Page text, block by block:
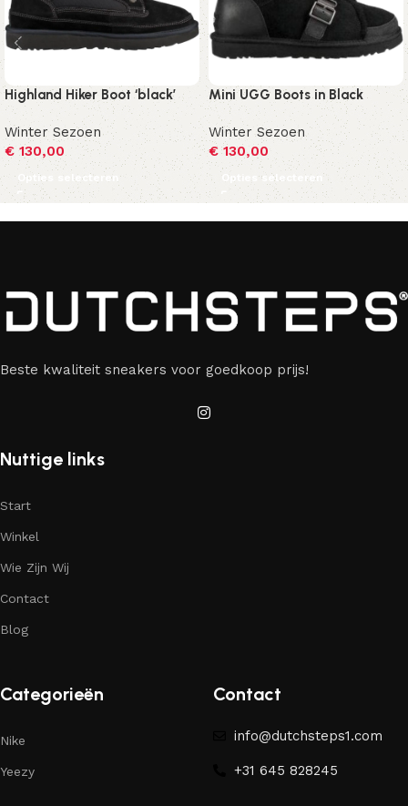
Highland Hiker Boot ‘black’
Winter Sezoen
€ 130,00
Opties selecteren
Mini UGG Boots in Black
Winter Sezoen
€130,00
Opties selecteren
Beste kwaliteit sneakers voor goedkoop prijs!
Nuttige links
Start
Winkel
Wie Zijn Wij
Contact
Blog
Categorieën
Nike
Yeezy
Contact
info@dutchsteps1.com
+31 645 828245